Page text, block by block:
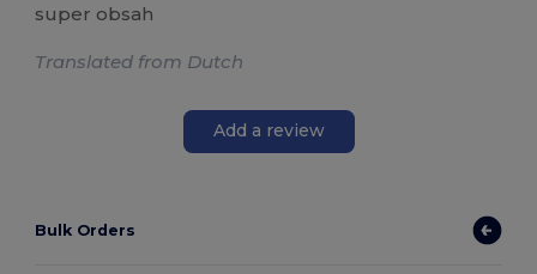
super obsah
Translated from Dutch
Add a review
Bulk Orders